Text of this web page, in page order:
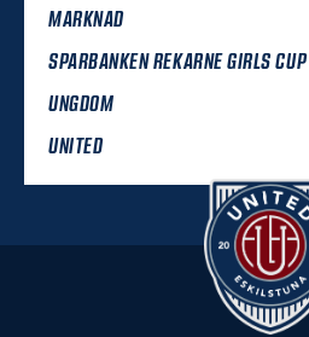
MARKNAD
SPARBANKEN REKARNE GIRLS CUP
UNGDOM
UNITED